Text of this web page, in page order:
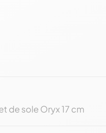
de sole Oryx 17 cm